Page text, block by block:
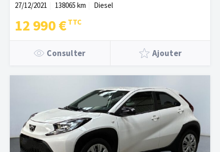
27/12/2021
138065 km Diesel
12 990 €
Consulter Ajouter